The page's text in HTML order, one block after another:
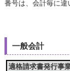
番号は、会計毎に違
一般会計
適格請求書発行事